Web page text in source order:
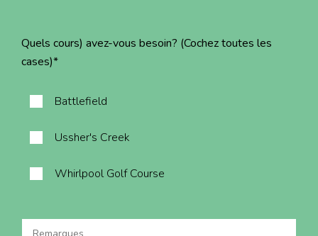
Quels cours) avez-vous besoin? (Cochez toutes les
cases)*
Battlefield
Ussher's Creek
Whirlpool Golf Course
Remarques